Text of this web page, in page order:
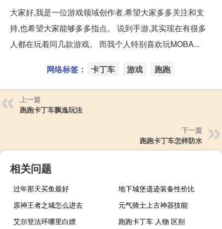
大家好,我是一位游戏领域创作者,希望大家多多关注和支
持,也希望大家能够多多指点。 说到手游,其实现在有很多
人都在玩着同几款游戏。 而我个人特别喜欢玩MOBA...
网络标签： 卡丁车 游戏 跑跑
上一篇
跑跑卡丁车飘逸玩法
下一篇
跑跑卡丁车怎样防水
相关问题
过年那天买鱼最好
地下城堡遗迹装备性价比
原神王者之城怎么进去
元气骑士上古神器技能
艾尔登法环哪里白嫖
跑跑卡丁车 人物 区别